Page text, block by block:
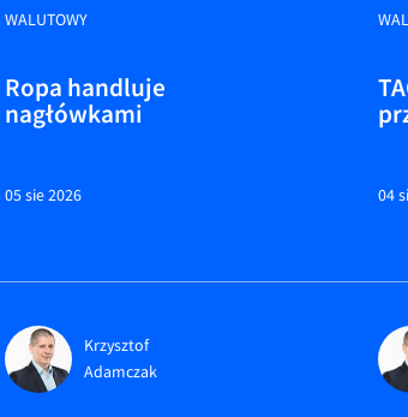
WALUTOWY
Ropa handluje
nagłówkami
05 sie 2026
Krzysztof
Adamczak
04